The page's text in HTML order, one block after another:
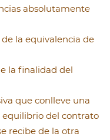
absolutamente
la equivalencia de
la finalidad del
que conlleve una
del contrato
recibe de la otra